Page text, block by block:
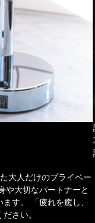
大人だけのプライベー
や大切なパートナーと
す。
「疲れを癒し、
さい。